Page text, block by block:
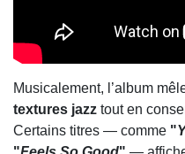
Musicalement, l’album
textures jazz tout en
Certains titres — comme "